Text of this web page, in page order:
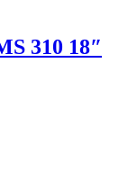
310 18″